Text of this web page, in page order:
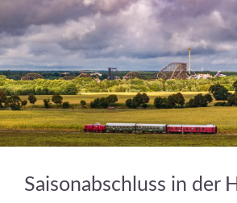
Saisonabschluss in der